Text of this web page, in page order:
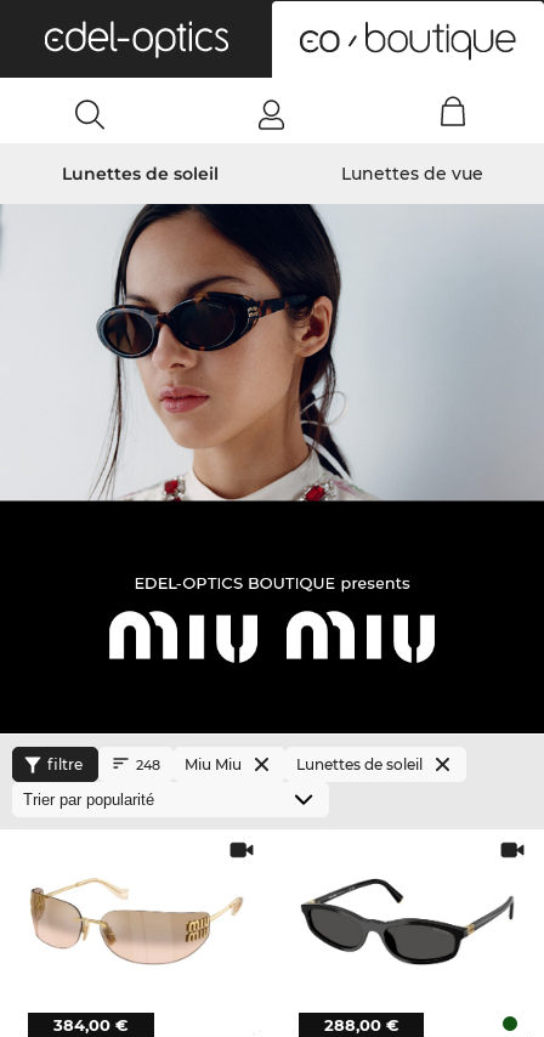
Lunettes de soleil Lunettes de vue
filtre 248 Miu Miu Lunettes de soleil
384,00 € 288,00 €